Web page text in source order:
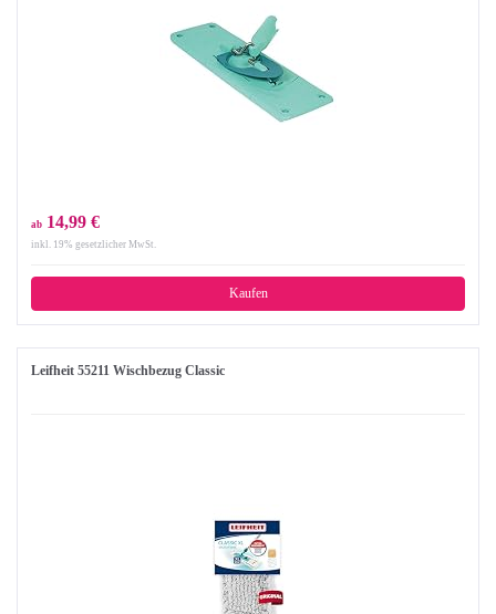
ab 14,99 €
inkl. 19% gesetzlicher MwSt.
Kaufen
Leifheit 55211 Wischbezug Classic